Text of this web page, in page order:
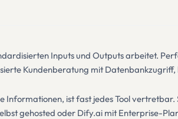
Inputs und Outputs arbeitet.
Kundenberatung mit Datenbankzugriff,
Informationen, ist fast jedes Tool
gehosted oder Dify.ai mit Enterprise-